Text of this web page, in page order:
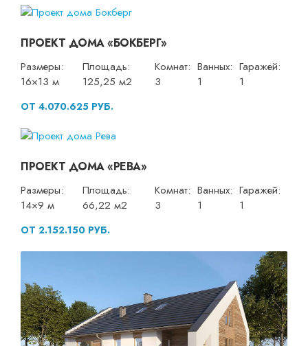
ПРОЕКТ ДОМА «БОКБЕРГ»
Размеры:
16×13 м
Площадь:
125,25 м2
Комнат:
3
Ванных:
1
Гаражей:
1
ОТ 4.070.625 РУБ.
ПРОЕКТ ДОМА «РЕВА»
Размеры:
14×9 м
Площадь:
66,22 м2
Комнат:
3
Ванных:
1
Гаражей:
1
ОТ 2.152.150 РУБ.